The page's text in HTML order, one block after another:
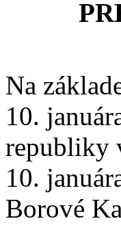
Na
10.
republiky
10.
Borové